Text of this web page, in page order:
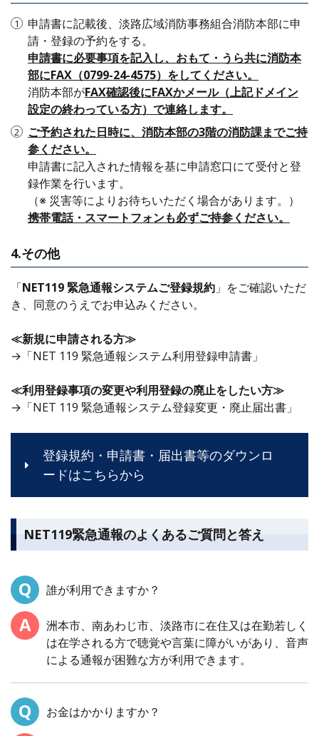
申請書に記載後、淡路広域消防事務組合消防本部に申
請・登録の予約をする。
申請書に必要事項を記入し、おもて・うら共に消防本
部にFAX（0799-24-4575）をしてください。
消防本部がFAX確認後にFAXかメール（上記ドメイン
設定の終わっている方）で連絡します。
ご予約された日時に、消防本部の3階の消防課までご持
参ください。
申請書に記入された情報を基に申請窓口にて受付と登
録作業を行います。
（※ 災害等によりお待ちいただく場合があります。）
携帯電話・スマートフォンも必ずご持参ください。
4.その他
「NET119 緊急通報システムご登録規約 」をご確認いただ
き、同意のうえでお申込みください。
≪新規に申請される方≫
→「NET 119 緊急通報システム利用登録申請書」
≪利用登録事項の変更や利用登録の廃止をしたい方≫
→「NET 119 緊急通報システム登録変更・廃止届出書」
登録規約・申請書・届出書等のダウンロ
ードはこちらから
NET119緊急通報のよくあるご質問と答え
誰が利用できますか？
洲本市、南あわじ市、淡路市に在住又は在勤若しく
は在学される方で聴覚や言葉に障がいがあり、音声
による通報が困難な方が利用できます。
お金はかかりますか？